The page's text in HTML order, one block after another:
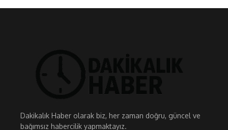
Dakikalık Haber olarak biz, her zaman doğru, güncel ve
bağımsız habercilik yapmaktayız.